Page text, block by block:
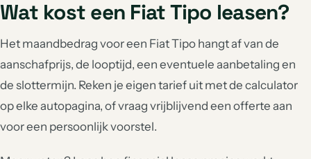
Wat kost een Fiat Tipo leasen?
Het maandbedrag voor een Fiat Tipo hangt af van de
aanschafprijs, de looptijd, een eventuele aanbetaling en
de slottermijn. Reken je eigen tarief uit met de calculator
op elke autopagina, of vraag vrijblijvend een offerte aan
voor een persoonlijk voorstel.